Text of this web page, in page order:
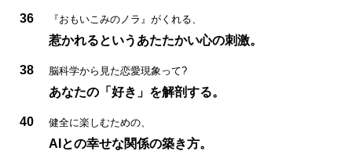
36 『おもいこみのノラ』がくれる、
惹かれるというあたたかい心の刺激。
38 脳科学から見た恋愛現象って?
あなたの「好き」を解剖する。
40 健全に楽しむための、
AIとの幸せな関係の築き方。